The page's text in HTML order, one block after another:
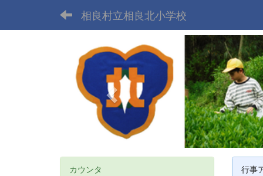
相良村立相良北小学校
p
r
e
v
i
o
u
s
行事
カウンタ